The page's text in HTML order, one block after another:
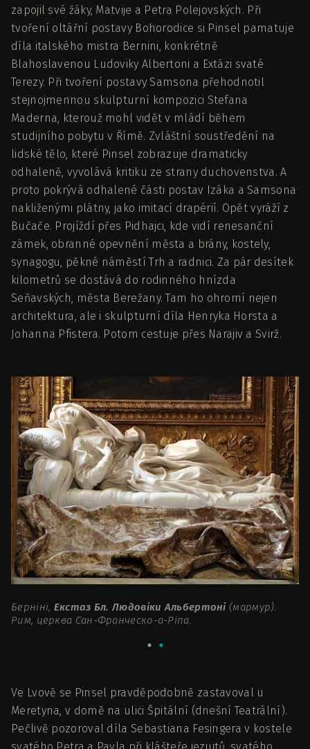
zapojil své žáky, Matvije a Petra Polejovských. Při
tvoření oltářní postavy Bohorodice si Pinsel pamatuje
díla italského mistra Bernini, konkrétně
Blahoslavenou Ludoviky Albertoni a Extázi svaté
Terezy. Při tvoření postavy Samsona přehodnotil
stejnojmennou skulpturní kompozici Stefana
Maderna, kterouž mohl vidět v mládí během
studijního pobytu v Římě. Zvláštní soustředění na
lidské tělo, které Pinsel zobrazuje dramaticky
odhaleně, vyvolává kritiku ze strany duchovenstva. A
proto pokrývá odhalené části postav Izáka a Samsona
nakliženými plátny, jako imitací drapérií. Opět vyráží z
Bučače. Projíždí přes Pidhajci, kde vidí renesanční
zámek, obranné opevnění města a brány, kostely,
synagogu, pěkné náměstí Trh a radnici. Za pár desítek
kilometrů se dostává do rodinného hnízda
Seňavských, města Berežany. Tam ho ohromí nejen
architektura, ale i skulpturní díla Henryka Horsta a
Johanna Pfistera. Potom cestuje přes Narajiv a Svirž.
Берніні, Екстаз Бл. Людовіки Альбертоні (мармур).
Рим, церква Сан-Франческо-а-Ріпа.
Ve Lvově se Pinsel pravděpodobně zastavoval u
Meretyna, v domě na ulici Špitální (dnešní Teatrální).
Pečlivě pozoroval díla Sebastiana Fesingera v kostele
svatého Petra a Pavla při klášteře jezuitů, svatého